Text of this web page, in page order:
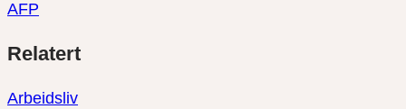
AFP
link
på
på
Relatert
Arbeidsliv